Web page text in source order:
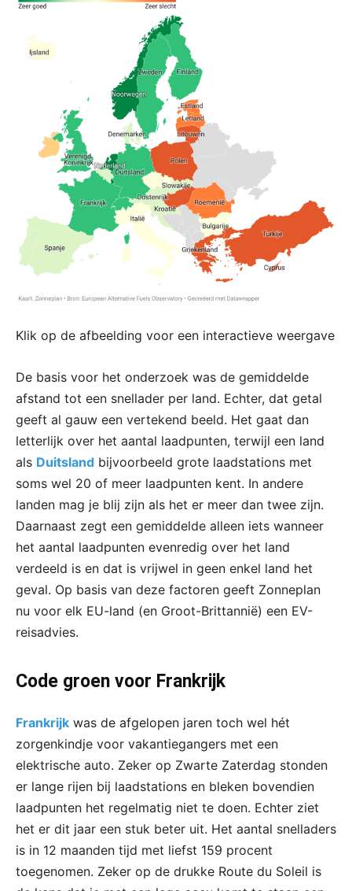
Klik op de afbeelding voor een interactieve weergave
De basis voor het onderzoek was de gemiddelde
afstand tot een snellader per land. Echter, dat getal
geeft al gauw een vertekend beeld. Het gaat dan
letterlijk over het aantal laadpunten, terwijl een land
als Duitsland bijvoorbeeld grote laadstations met
soms wel 20 of meer laadpunten kent. In andere
landen mag je blij zijn als het er meer dan twee zijn.
Daarnaast zegt een gemiddelde alleen iets wanneer
het aantal laadpunten evenredig over het land
verdeeld is en dat is vrijwel in geen enkel land het
geval. Op basis van deze factoren geeft Zonneplan
nu voor elk EU-land (en Groot-Brittannië) een EV-
reisadvies.
Code groen voor Frankrijk
Frankrijk was de afgelopen jaren toch wel hét
zorgenkindje voor vakantiegangers met een
elektrische auto. Zeker op Zwarte Zaterdag stonden
er lange rijen bij laadstations en bleken bovendien
laadpunten het regelmatig niet te doen. Echter ziet
het er dit jaar een stuk beter uit. Het aantal snelladers
is in 12 maanden tijd met liefst 159 procent
toegenomen. Zeker op de drukke Route du Soleil is